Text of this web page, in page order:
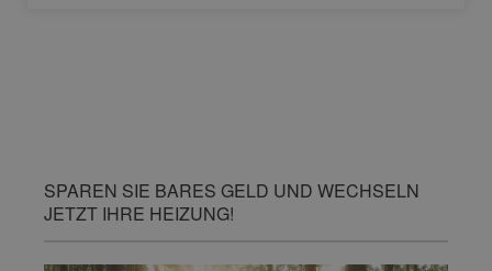
SPAREN SIE BARES GELD UND WECHSELN
JETZT IHRE HEIZUNG!